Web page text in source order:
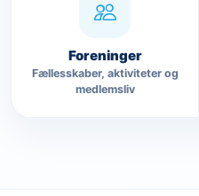
Foreninger
Fællesskaber, aktiviteter og
medlemsliv